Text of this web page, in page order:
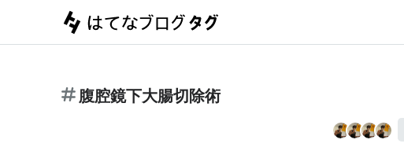
腹腔鏡下大腸切除術